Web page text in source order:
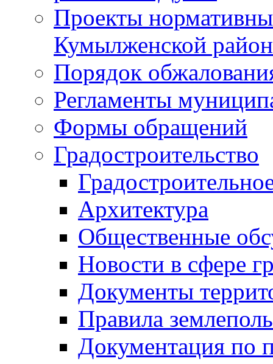
Проекты
Кумылженской
Порядок
Регламенты
Формы обращений
Градостроительство
Архитектура
Общественные
Новости в сфере
Документы
Правила
Документация по